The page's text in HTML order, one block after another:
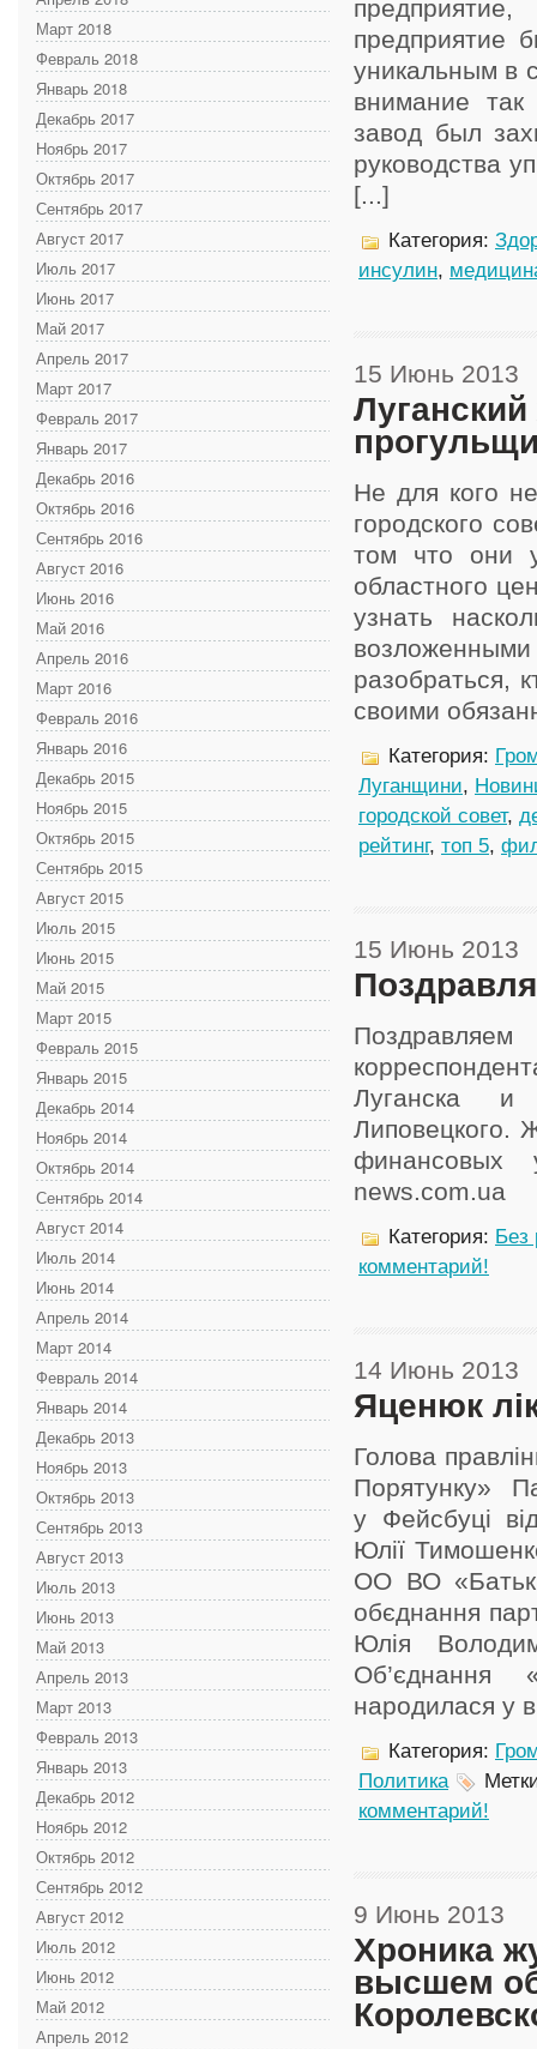
Март 2018
Февраль 2018
Январь 2018
Декабрь 2017
Ноябрь 2017
Октябрь 2017
Сентябрь 2017
Август 2017
Июль 2017
Июнь 2017
Май 2017
Апрель 2017
Март 2017
Февраль 2017
Январь 2017
Декабрь 2016
Октябрь 2016
Сентябрь 2016
Август 2016
Июнь 2016
Май 2016
Апрель 2016
Март 2016
Февраль 2016
Январь 2016
Декабрь 2015
Ноябрь 2015
Октябрь 2015
Сентябрь 2015
Август 2015
Июль 2015
Июнь 2015
Май 2015
Март 2015
Февраль 2015
Январь 2015
Декабрь 2014
Ноябрь 2014
Октябрь 2014
Сентябрь 2014
Август 2014
Июль 2014
Июнь 2014
Апрель 2014
Март 2014
Февраль 2014
Январь 2014
Декабрь 2013
Ноябрь 2013
Октябрь 2013
Сентябрь 2013
Август 2013
Июль 2013
Июнь 2013
Май 2013
Апрель 2013
Март 2013
Февраль 2013
Январь 2013
Декабрь 2012
Ноябрь 2012
Октябрь 2012
Сентябрь 2012
Август 2012
Июль 2012
Июнь 2012
Май 2012
Апрель 2012
предприятие
уникальным в
внимание
завод был
руководства
[...]
Категория:
инсулин,
15 Июнь 2013
Не для кого
городского
том что они
областного
узнать
разобраться,
своими
Категория:
Луганщини,
городской совет,
рейтинг, топ 5,
15 Июнь 2013
Луганска и
Липовецкого.
финансовых
news.com.ua
Категория: Без
комментарий!
14 Июнь 2013
Яценюк
Голова
Порятунку»
у Фейсбуці
Юлії
ОО ВО
обєднання
Юлія
Об’єднання
народилася у
Категория:
Политика
комментарий!
9 Июнь 2013
Хроника
высшем